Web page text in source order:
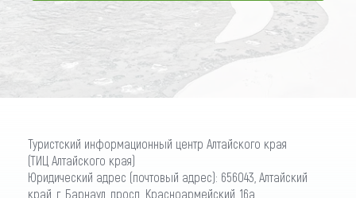
ПОДПИСАТЬСЯ
Туристский информационный центр Алтайского края
(ТИЦ Алтайского края)
Юридический адрес (почтовый адрес): 656043, Алтайский
край, г. Барнаул, просп. Красноармейский, 16а